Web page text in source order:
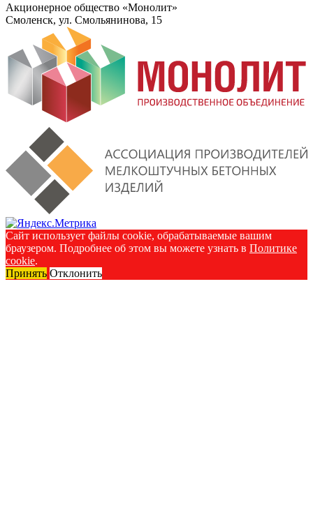
Акционерное общество «Монолит»
Смоленск, ул. Смольянинова, 15
Сайт использует файлы cookie, обрабатываемые вашим
браузером. Подробнее об этом вы можете узнать в Политике
cookie.
Принять Отклонить